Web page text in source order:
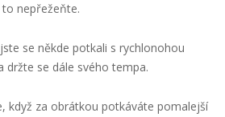
nepřežeňte.
se někde potkali s rychlonohou
držte se dále svého tempa.
když za obrátkou potkáváte pomalejší